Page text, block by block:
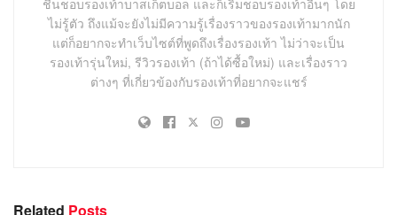
ชื่นชอบรองเท้าบาสเก็ตบอล และก็เริ่มชอบรองเท้าอื่นๆ โดย
ไม่รู้ตัว ถึงแม้จะยังไม่มีความรู้เรื่องราวของรองเท้ามากนัก
แต่ก็อยากจะทำเว็บไซต์ที่พูดถึงเรื่องรองเท้า ไม่ว่าจะเป็น
รองเท้ารุ่นใหม่, รีวิวรองเท้า (ถ้าได้ซื้อใหม่) และเรื่องราว
ต่างๆ ที่เกี่ยวข้องกับรองเท้าที่อยากจะแชร์
Related Posts